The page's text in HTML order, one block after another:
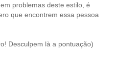
problemas deste estilo, é
que encontrem essa pessoa
Desculpem là a pontuação)